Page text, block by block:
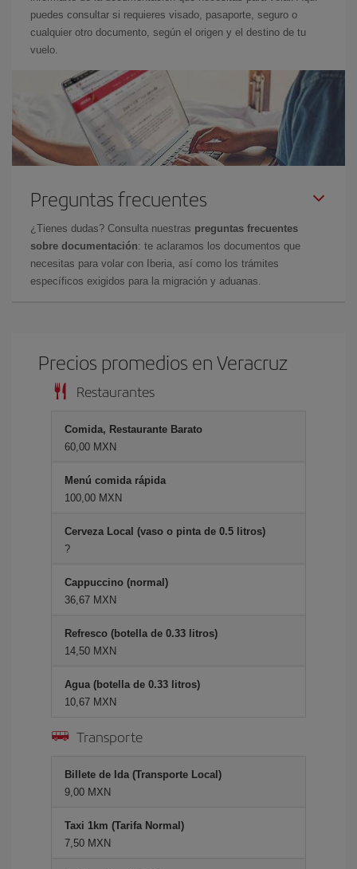
puedes consultar si requieres visado, pasaporte, seguro o
cualquier otro documento, según el origen y el destino de tu
vuelo.
Preguntas frecuentes
¿Tienes dudas? Consulta nuestras preguntas frecuentes
sobre documentación: te aclaramos los documentos que
necesitas para volar con Iberia, así como los trámites
específicos exigidos para la migración y aduanas.
Precios promedios en Veracruz
Restaurantes
Comida, Restaurante Barato
60,00 MXN
Menú comida rápida
100,00 MXN
Cerveza Local (vaso o pinta de 0.5 litros)
?
Cappuccino (normal)
36,67 MXN
Refresco (botella de 0.33 litros)
14,50 MXN
Agua (botella de 0.33 litros)
10,67 MXN
Transporte
Billete de Ida (Transporte Local)
9,00 MXN
Taxi 1km (Tarifa Normal)
7,50 MXN